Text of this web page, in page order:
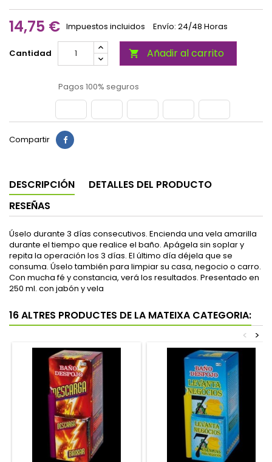
14,75 € Impuestos incluidos Envío: 24/48 Horas
Cantidad  Añadir al carrito
Pagos 100% seguros
Compartir
DESCRIPCIÓN
DETALLES DEL PRODUCTO
RESEÑAS
Úselo durante 3 días consecutivos. Encienda una vela amarilla
durante el tiempo que realice el baño. Apágela sin soplar y
repita la operación los 3 días. El último día déjela que se
consuma. Úselo también para limpiar su casa, negocio o carro.
Con mucha fé y constancia, verá los resultados. Presentado en
250 ml. con jabón y vela
16 ALTRES PRODUCTES DE LA MATEIXA CATEGORIA:
>
<